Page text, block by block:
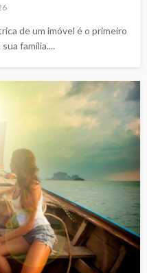
de um imóvel é o primeiro
família....